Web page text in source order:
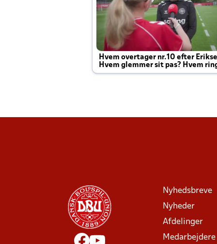
Hvem overtager nr.10 efter
Hvem glemmer sit pas? Hvem
Joachim altid til efter kampe?
Nyhedsbreve
Nyheder
Afdelinger
Medarbejdere